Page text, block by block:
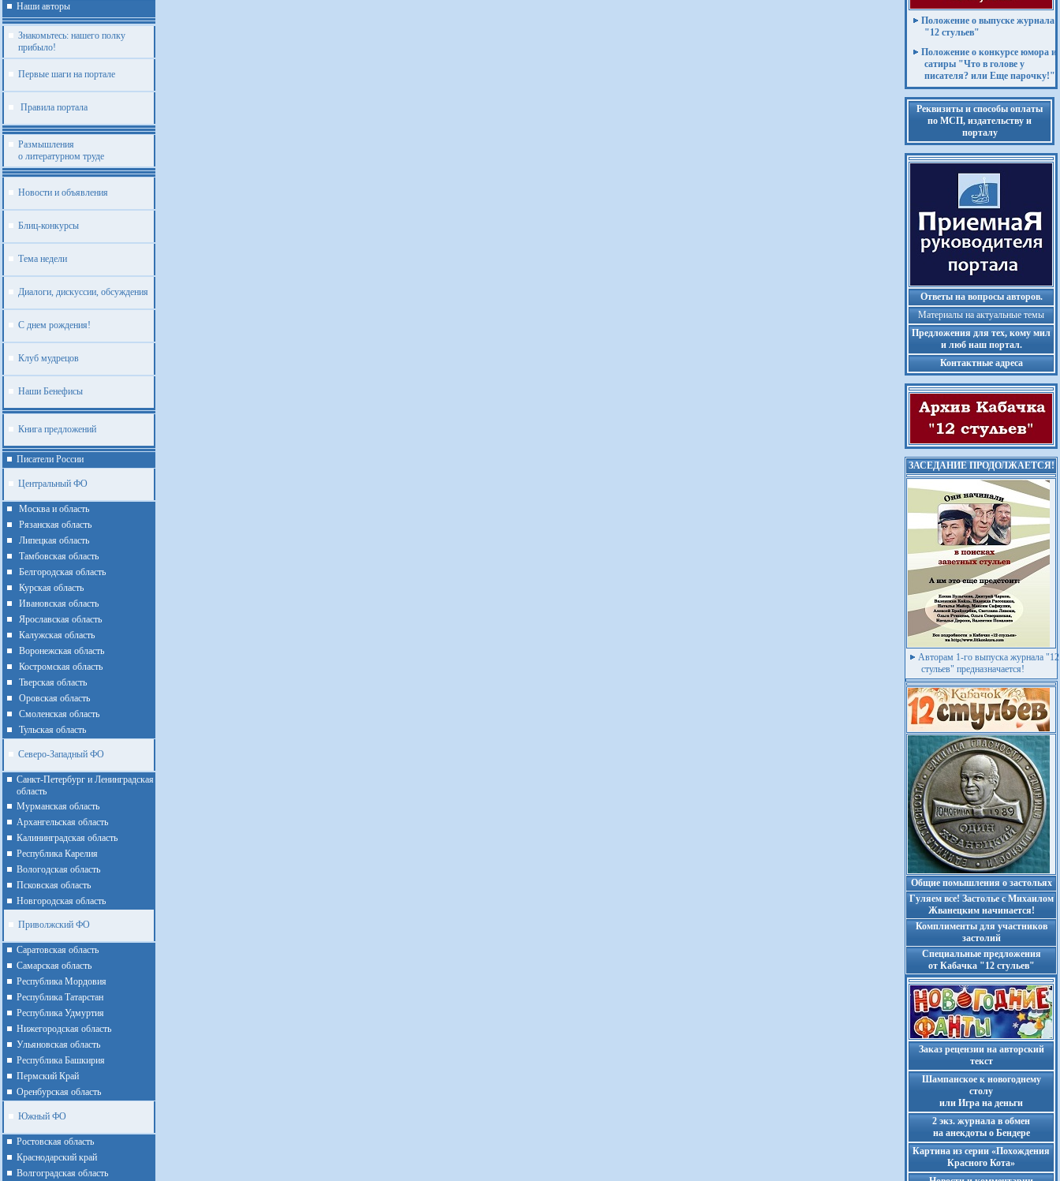
Наши авторы
Знакомьтесь: нашего полку
прибыло!
Первые шаги на портале
Правила портала
Размышления
о литературном труде
Новости и объявления
Блиц-конкурсы
Тема недели
Диалоги, дискуссии, обсуждения
С днем рождения!
Клуб мудрецов
Наши Бенефисы
Книга предложений
Писатели России
Центральный ФО
Москва и область
Рязанская область
Липецкая область
Тамбовская область
Белгородская область
Курская область
Ивановская область
Ярославская область
Калужская область
Воронежская область
Костромская область
Тверская область
Оровская область
Смоленская область
Тульская область
Северо-Западный ФО
Санкт-Петербург и Ленинградская
область
Мурманская область
Архангельская область
Калининградская область
Республика Карелия
Вологодская область
Псковская область
Новгородская область
Приволжский ФО
Cаратовская область
Cамарская область
Республика Мордовия
Республика Татарстан
Республика Удмуртия
Нижегородская область
Ульяновская область
Республика Башкирия
Пермский Край
Оренбурская область
Южный ФО
Ростовская область
Краснодарский край
Волгоградская область
Положение о выпуске журнала
"12 стульев"
Положение о конкурсе юмора и
сатиры "Что в голове у
писателя? или Еще парочку!"
Реквизиты и способы оплаты
по МСП, издательству и
порталу
Ответы на вопросы авторов.
Материалы на актуальные темы
Предложения для тех, кому мил
и люб наш портал.
Контактные адреса
ЗАСЕДАНИЕ ПРОДОЛЖАЕТСЯ!
Авторам 1-го выпуска журнала "12
стульев" предназначается!
Общие помышления о застольях
Гуляем все! Застолье с Михаилом
Жванецким начинается!
Комплименты для участников
застолий
Cпециальные предложения
от Кабачка "12 стульев"
Заказ рецензии на авторский
текст
Шампанское к новогоднему
столу
или Игра на деньги
2 экз. журнала в обмен
на анекдоты о Бендере
Картина из серии «Похождения
Красного Кота»